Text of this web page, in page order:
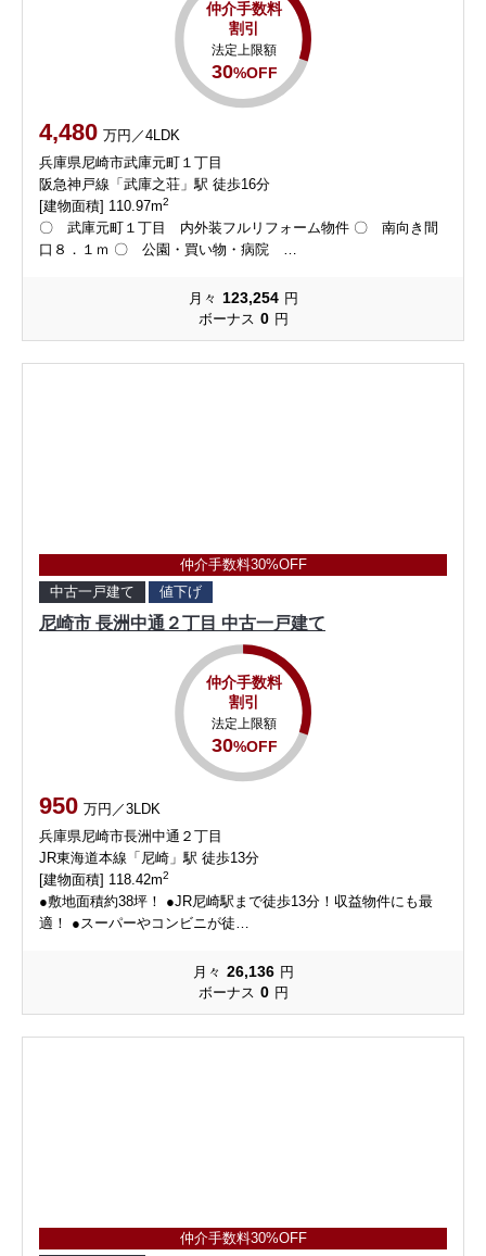
仲介手数料
割引
法定上限額
30%OFF
4,480 万円／4LDK
兵庫県尼崎市武庫元町１丁目
阪急神戸線「武庫之荘」駅 徒歩16分
[建物面積] 110.97m2
〇 武庫元町１丁目 内外装フルリフォーム物件 〇 南向き間
口８．１ｍ 〇 公園・買い物・病院 …
月々 123,254 円
ボーナス 0 円
仲介手数料30%OFF
中古一戸建て
値下げ
尼崎市 長洲中通２丁目 中古一戸建て
仲介手数料
割引
法定上限額
30%OFF
950 万円／3LDK
兵庫県尼崎市長洲中通２丁目
JR東海道本線「尼崎」駅 徒歩13分
[建物面積] 118.42m2
●敷地面積約38坪！ ●JR尼崎駅まで徒歩13分！収益物件にも最
適！ ●スーパーやコンビニが徒…
月々 26,136 円
ボーナス 0 円
仲介手数料30%OFF